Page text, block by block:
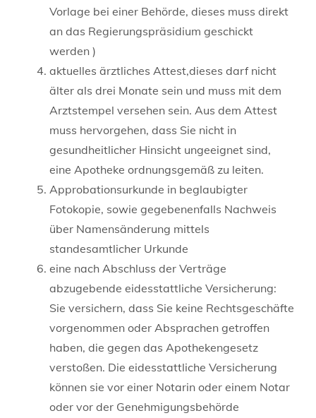
Vorlage bei einer Behörde, dieses muss direkt
an das Regierungspräsidium geschickt
werden )
aktuelles ärztliches Attest,dieses darf nicht
älter als drei Monate sein und muss mit dem
Arztstempel versehen sein. Aus dem Attest
muss hervorgehen, dass Sie nicht in
gesundheitlicher Hinsicht ungeeignet sind,
eine Apotheke ordnungsgemäß zu leiten.
Approbationsurkunde in beglaubigter
Fotokopie, sowie gegebenenfalls Nachweis
über Namensänderung mittels
standesamtlicher Urkunde
eine nach Abschluss der Verträge
abzugebende eidesstattliche Versicherung:
Sie versichern, dass Sie keine Rechtsgeschäfte
vorgenommen oder Absprachen getroffen
haben, die gegen das Apothekengesetz
verstoßen. Die eidesstattliche Versicherung
können sie vor einer Notarin oder einem Notar
oder vor der Genehmigungsbehörde